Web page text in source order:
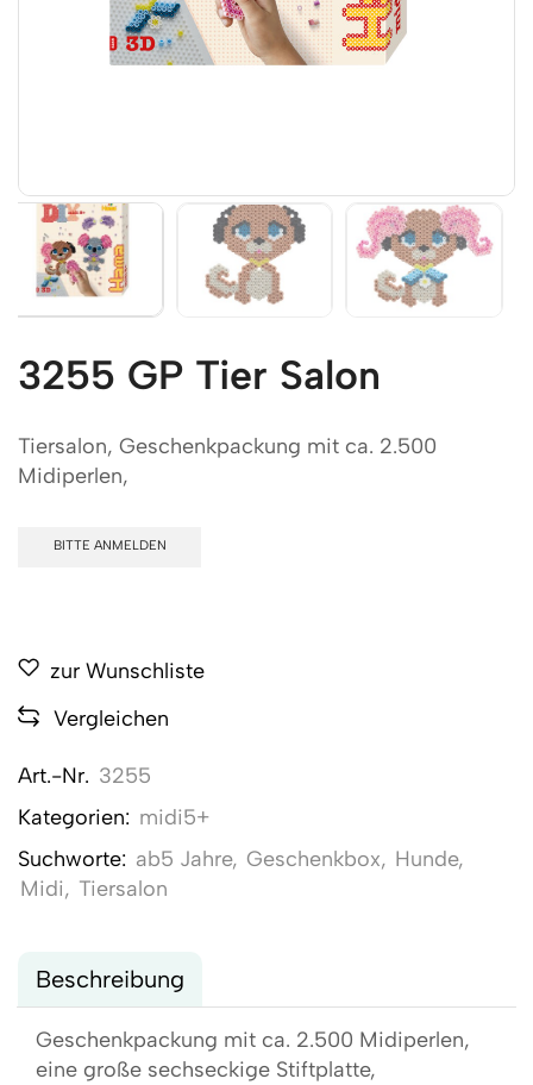
3255 GP Tier Salon
Tiersalon, Geschenkpackung mit ca. 2.500
Midiperlen,
BITTE ANMELDEN
zur Wunschliste
Vergleichen
Art.-Nr. 3255
Kategorien: midi5+
Suchworte: ab5 Jahre, Geschenkbox, Hunde,
Midi, Tiersalon
Beschreibung
Geschenkpackung mit ca. 2.500 Midiperlen,
eine große sechseckige Stiftplatte,